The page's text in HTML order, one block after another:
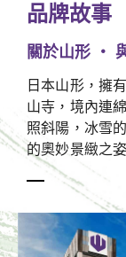
品牌故事
關於山形 ‧
日本山形，擁
山寺，境內連
照斜陽，冰雪
的奧妙景緻之